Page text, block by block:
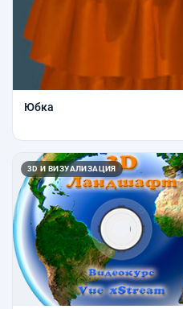
Юбка
3D И ВИЗУАЛИЗАЦИЯ